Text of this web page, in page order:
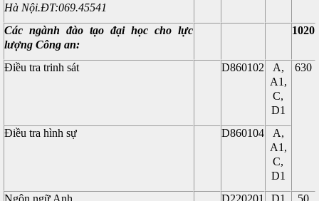
Hà Nội.ĐT:069.45541
Các ngành đào tạo đại học cho lực
lượng Công an:
1020
Điều tra trinh sát D860102
A,
A1,
C,
D1
630
Điều tra hình sự D860104
A,
A1,
C,
D1
Ngôn ngữ Anh
D220201 D1
50